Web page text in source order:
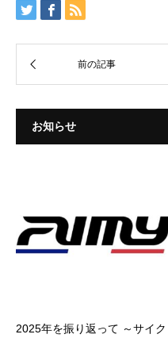
お知らせ
2025年を振り返って ～サイク